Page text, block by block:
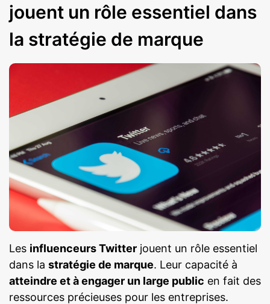
jouent un rôle essentiel dans
la stratégie de marque
Les influenceurs Twitter jouent un rôle essentiel
dans la stratégie de marque. Leur capacité à
atteindre et à engager un large public en fait des
ressources précieuses pour les entreprises.